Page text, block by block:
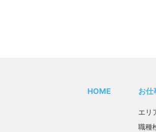
HOME お仕
エリ
職種